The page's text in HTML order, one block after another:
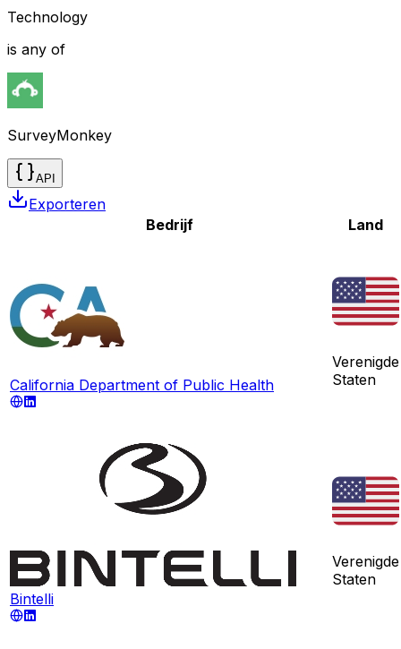
Technology
is any of
SurveyMonkey
API
Exporteren
Bedrijf
Land
California Department of Public Health
Verenigde
Staten
Bintelli
Verenigde
Staten